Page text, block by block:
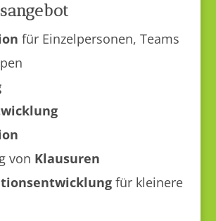
für Einzelpersonen, Teams
von Klausuren
für kleinere